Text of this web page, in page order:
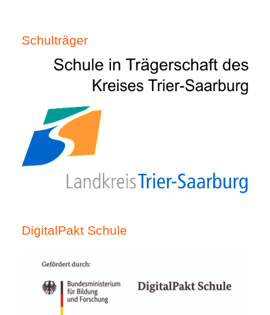
Schulträger
DigitalPakt Schule